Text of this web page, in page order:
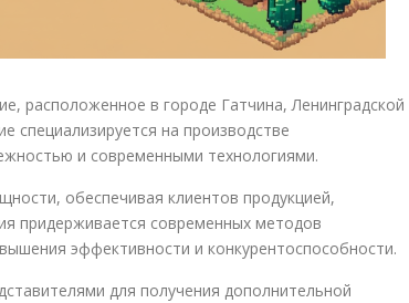
расположенное в городе Гатчина, Ленинградской
специализируется на производстве
и современными технологиями.
обеспечивая клиентов продукцией,
придерживается современных методов
эффективности и конкурентоспособности.
для получения дополнительной